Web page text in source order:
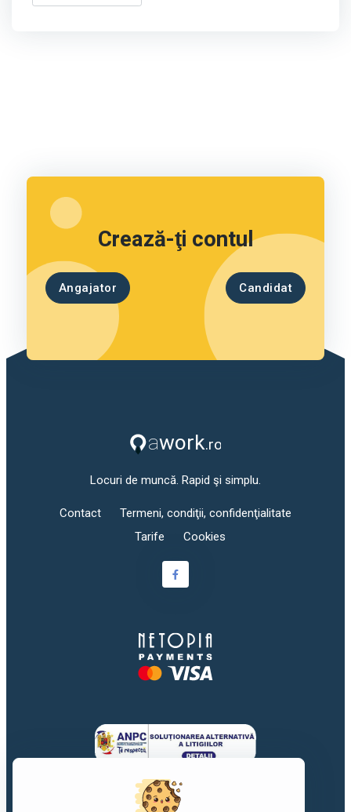
Crează-ţi contul
Angajator Candidat
Locuri de muncă. Rapid şi simplu.
Contact
Termeni, condiţii, confidenţialitate
Tarife
Cookies